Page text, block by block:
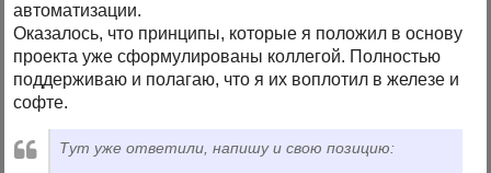
автоматизации.
Оказалось, что принципы, которые я положил в основу
проекта уже сформулированы коллегой. Полностью
поддерживаю и полагаю, что я их воплотил в железе и
софте.
Тут уже ответили, напишу и свою позицию: